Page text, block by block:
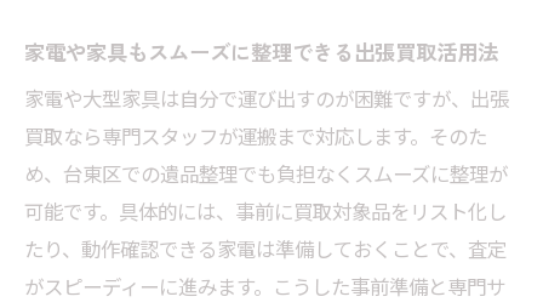
家電や家具もスムーズに整理できる出張買取活用法
家電や大型家具は自分で運び出すのが困難ですが、出張
買取なら専門スタッフが運搬まで対応します。そのた
め、台東区での遺品整理でも負担なくスムーズに整理が
可能です。具体的には、事前に買取対象品をリスト化し
たり、動作確認できる家電は準備しておくことで、査定
がスピーディーに進みます。こうした事前準備と専門サ